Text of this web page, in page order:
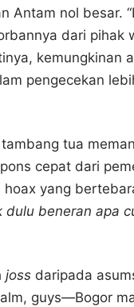
Antam nol besar.
dari pihak
kemungkinan
pengecekan
tua
cepat dari
yang
dulu beneran apa
joss daripada
guys—Bogor